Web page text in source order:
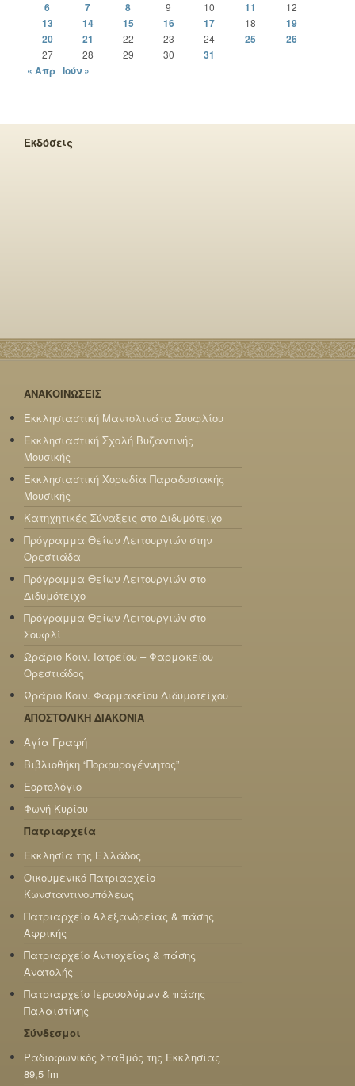
6
7 8 9 10 11 12
13 14 15 16 17 18
19
20
21 22 23 24 25 26
27 28 29 30
31
« Απρ Ιούν »
Εκδόσεις
ΑΝΑΚΟΙΝΩΣΕΙΣ
Εκκλησιαστική Μαντολινάτα Σουφλίου
Εκκλησιαστική Σχολή Βυζαντινής
Μουσικής
Εκκλησιαστική Χορωδία Παραδοσιακής
Μουσικής
Κατηχητικές Σύναξεις στο Διδυμότειχο
Πρόγραμμα Θείων Λειτουργιών στην
Ορεστιάδα
Πρόγραμμα Θείων Λειτουργιών στο
Διδυμότειχο
Πρόγραμμα Θείων Λειτουργιών στο
Σουφλί
Ωράριο Κοιν. Ιατρείου – Φαρμακείου
Ορεστιάδος
Ωράριο Κοιν. Φαρμακείου Διδυμοτείχου
ΑΠΟΣΤΟΛΙΚΗ ΔΙΑΚΟΝΙΑ
Αγία Γραφή
Βιβλιοθήκη “Πορφυρογέννητος”
Εορτολόγιο
Φωνή Κυρίου
Πατριαρχεία
Εκκλησία της Ελλάδος
Οικουμενικό Πατριαρχείο
Κωνσταντινουπόλεως
Πατριαρχείο Αλεξανδρείας & πάσης
Αφρικής
Πατριαρχείο Αντιοχείας & πάσης
Ανατολής
Πατριαρχείο Ιεροσολύμων & πάσης
Παλαιστίνης
Σύνδεσμοι
Ραδιοφωνικός Σταθμός της Εκκλησίας
89,5 fm